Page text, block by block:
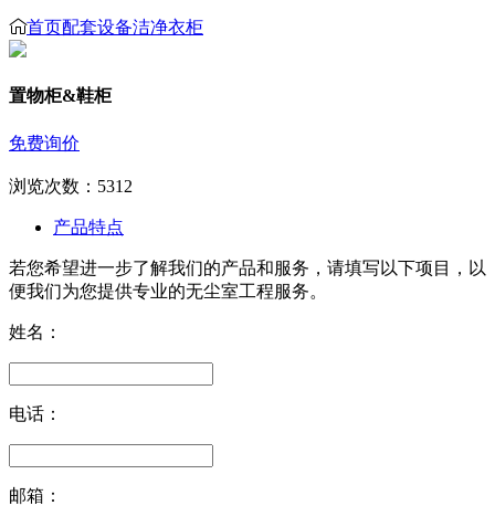
首页配套设备洁净衣柜
置物柜&鞋柜
免费询价
浏览次数： 5312
产品特点
若您希望进一步了解我们的产品和服务，请填写以下项目，以
便我们为您提供专业的无尘室工程服务。
姓名：
电话：
邮箱：